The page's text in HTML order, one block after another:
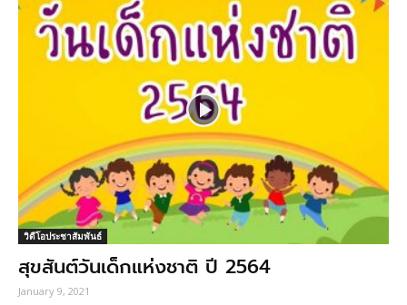
วิดีโอประชาสัมพันธ์
สุขสันต์วันเด็กแห่งชาติ ปี 2564
January 9, 2021